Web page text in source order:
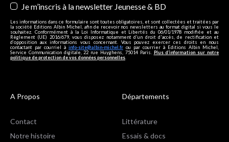
Je m’inscris à la newsletter Jeunesse & BD
Les informations dans ce formulaire sont toutes obligatoires, et sont collectées et traitées par
la société Editions Albin Michel, afin de recevoir nos newsletters au format digital si vous le
souhaitez. Conformément à la Loi Informatique et Libertés du 06/01/1978 modifiée et au
Règlement (UE) 2016/679, vous disposez notamment d'un droit d'accès, de rectification et
d’opposition aux informations vous concernant. Vous pouvez exercer ces droits en nous
contactant par courriel à info-site@albin-michel.fr ou par courrier à Editions Albin Michel,
Service Communication digitale, 22 rue Huyghens, 75014 Paris. Plus d’information sur notre
politique de protection de vos données personnelles
A Propos
Contact
Notre histoire
Départements
Littérature
Essais & docs